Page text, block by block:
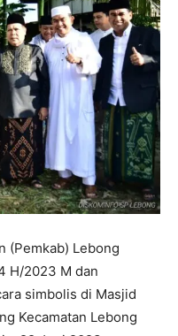
(Pemkab) Lebong
H/2023 M dan
simbolis di Masjid
Kecamatan Lebong